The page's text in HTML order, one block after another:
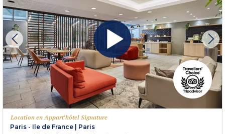
Location en Appart'hôtel Signature
Paris - Ile de France | Paris